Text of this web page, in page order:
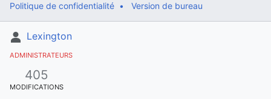
Lexington
ADMINISTRATEURS
405
MODIFICATIONS
Politique de confidentialité Version de bureau